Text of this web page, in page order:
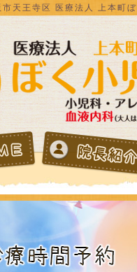
天王寺区 医療法人 上本町